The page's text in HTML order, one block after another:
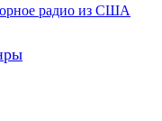
радио из США